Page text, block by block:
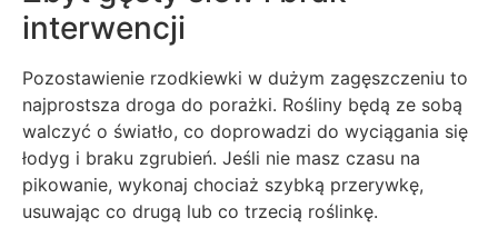
interwencji
Pozostawienie rzodkiewki w dużym zagęszczeniu to
najprostsza droga do porażki. Rośliny będą ze sobą
walczyć o światło, co doprowadzi do wyciągania się
łodyg i braku zgrubień. Jeśli nie masz czasu na
pikowanie, wykonaj chociaż szybką przerywkę,
usuwając co drugą lub co trzecią roślinkę.